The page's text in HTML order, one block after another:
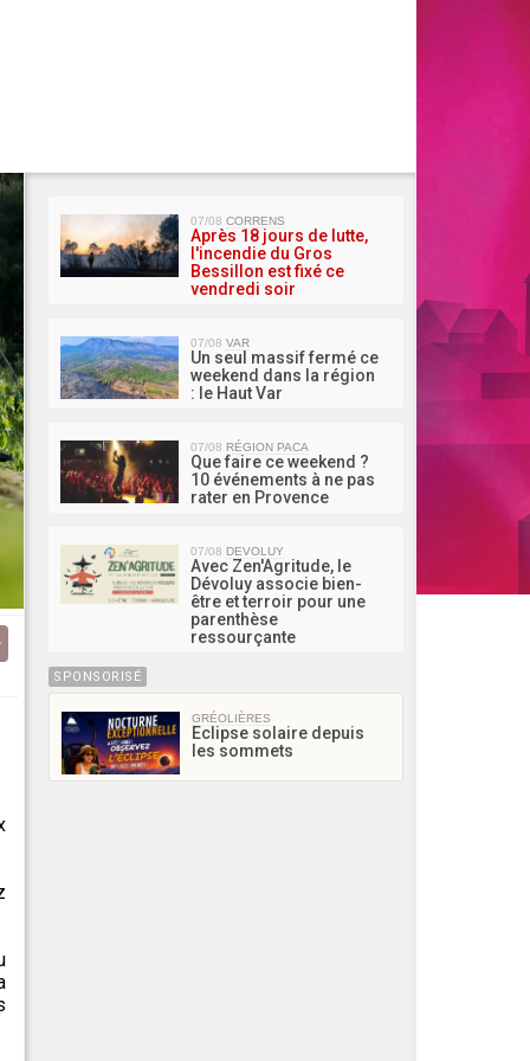
07/08 CORRENS
Après 18 jours de lutte,
l'incendie du Gros
Bessillon est fixé ce
vendredi soir
07/08 VAR
Un seul massif fermé ce
weekend dans la région
: le Haut Var
07/08 RÉGION PACA
Que faire ce weekend ?
10 événements à ne pas
rater en Provence
07/08 DEVOLUY
Avec Zen'Agritude, le
Dévoluy associe bien-
être et terroir pour une
parenthèse
ressourçante
SPONSORISÉ
GRÉOLIÈRES
Eclipse solaire depuis
les sommets